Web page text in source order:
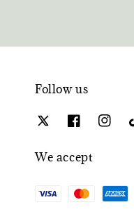
Follow us
We accept